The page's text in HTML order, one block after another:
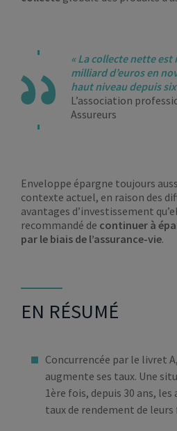
« La collecte nette
milliard d’euros en
haut niveau depuis
L’association
Assureurs
Enveloppe épargne toujours
contexte actuel, en raison des
avantages d’investissement
recommandé de continuer à
par le biais de l’assurance-vie.
EN RÉSUMÉ
Concurrencée par le livret
augmente ses taux. Une
1ère fois, depuis 30 ans,
taux de rendement de leurs